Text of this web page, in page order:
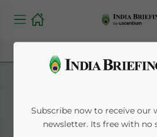
Subscribe now to receive our
newsletter. Its free with no